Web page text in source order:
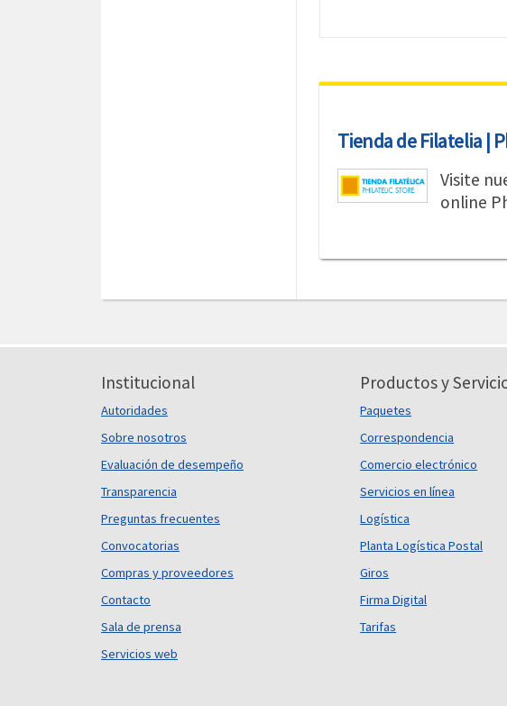
Tienda de Filatelia |
Visite
online
Institucional
Autoridades
Sobre nosotros
Evaluación de desempeño
Transparencia
Preguntas frecuentes
Convocatorias
Compras y proveedores
Contacto
Sala de prensa
Servicios web
Productos y
Paquetes
Correspondencia
Comercio electrónico
Servicios en línea
Logística
Planta Logística Postal
Giros
Firma Digital
Tarifas